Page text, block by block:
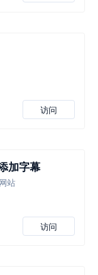
访问
加字幕
站
访问